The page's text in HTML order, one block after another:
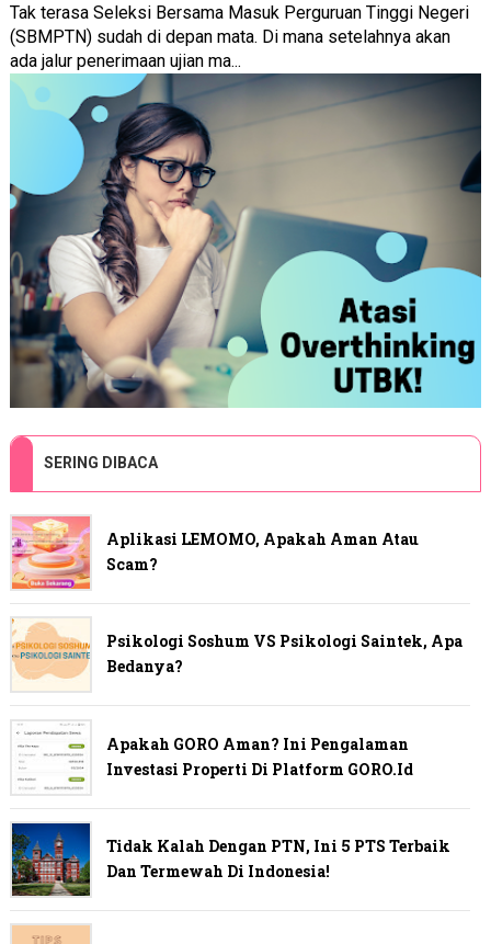
Tak terasa Seleksi Bersama Masuk Perguruan Tinggi Negeri
(SBMPTN) sudah di depan mata. Di mana setelahnya akan
ada jalur penerimaan ujian ma...
SERING DIBACA
Aplikasi LEMOMO, Apakah Aman Atau
Scam?
Psikologi Soshum VS Psikologi Saintek, Apa
Bedanya?
Apakah GORO Aman? Ini Pengalaman
Investasi Properti Di Platform GORO.id
Tidak Kalah Dengan PTN, Ini 5 PTS Terbaik
Dan Termewah Di Indonesia!